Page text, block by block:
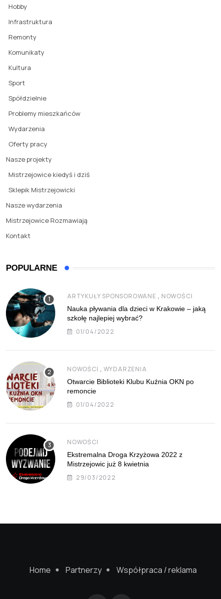
Hobby
Infrastruktura
Remonty
Komunikaty
Kultura
Sport
Spółdzielnie
Problemy mieszkańców
Wydarzenia
Oferty pracy
Nasze projekty
Mistrzejowice kiedyś i dziś
Sklepik Mistrzejowicki
Nasze wydarzenia
Mistrzejowice Rozmawiają
Kontakt
POPULARNE
ARTYKUŁY SPONSOROWANE , NOWOŚCI
Nauka pływania dla dzieci w Krakowie – jaką
szkołę najlepiej wybrać?
01/04/2022
NOWOŚCI , WYDARZENIA
Otwarcie Biblioteki Klubu Kuźnia OKN po
remoncie
01/04/2022
NOWOŚCI
Ekstremalna Droga Krzyżowa 2022 z
Mistrzejowic już 8 kwietnia
29/03/2022
Home Partnerzy Współpraca / reklama